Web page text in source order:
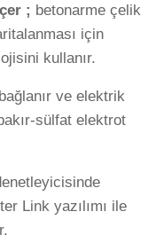
; betonarme çelik
için
kullanır.
ve elektrik
sülfat elektrot
Link yazılımı ile